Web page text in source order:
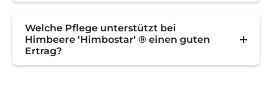
Welche Pflege unterstützt bei
Himbeere 'Himbostar' ® einen guten
Ertrag?